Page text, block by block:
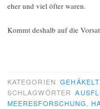
eher und viel öfter waren.
Kommt deshalb auf die
KATEGORIEN GEHÄKELT
SCHLAGWÖRTER
MEERESFORSCHUNG,